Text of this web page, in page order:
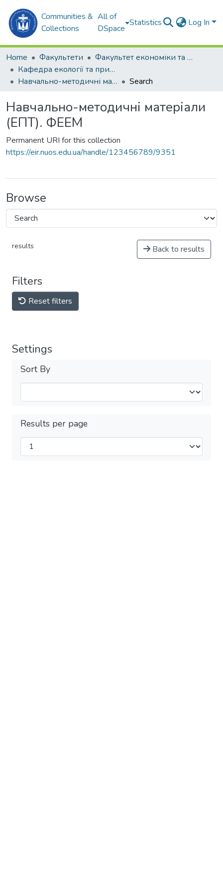
Communities &
Collections
All of
DSpace
Statistics Log In
Home Факультети
Факультет економіки та екології моря (ФЕЕМ)
Кафедра екології та природоохоронних технологій (ЕПТ)
Навчально-методичні матеріали (ЕПТ). ФЕЕМ
Search
Навчально-методичні матеріали
(ЕПТ). ФЕЕМ
Permanent URI for this collection
https://eir.nuos.edu.ua/handle/123456789/9351
Browse
results Back to results
Filters
Reset filters
Settings
Sort By
Results per page